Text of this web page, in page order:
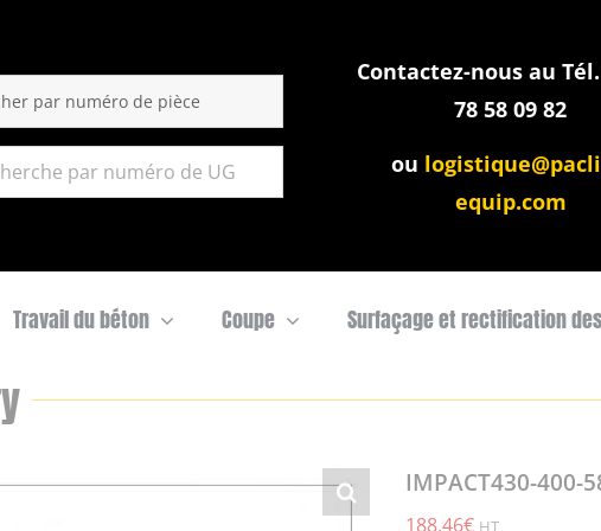
Contactez-nous au Tél.
78 58 09 82
ou
equip.com
Travail du béton Coupe Surfaçage et rectification
IMPACT430-400-
188,46€ HT